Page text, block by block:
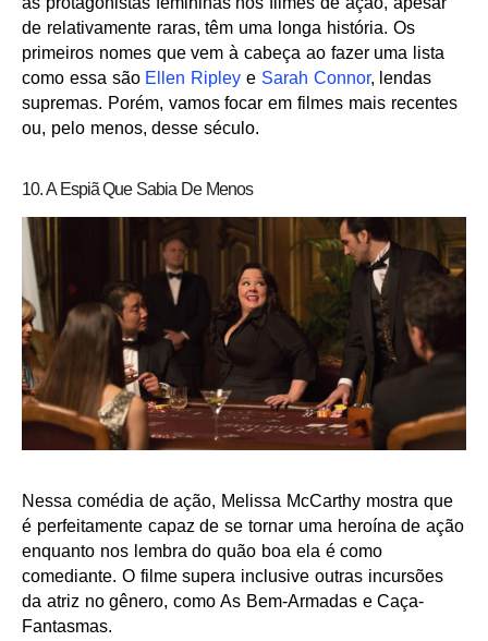
de relativamente raras, têm uma longa história. Os
primeiros nomes que vem à cabeça ao fazer uma lista
como essa são Ellen Ripley e Sarah Connor, lendas
supremas. Porém, vamos focar em filmes mais recentes
ou, pelo menos, desse século.
10. A Espiã Que Sabia De Menos
Nessa comédia de ação, Melissa McCarthy mostra que
é perfeitamente capaz de se tornar uma heroína de ação
enquanto nos lembra do quão boa ela é como
comediante. O filme supera inclusive outras incursões
da atriz no gênero, como As Bem-Armadas e Caça-
Fantasmas.